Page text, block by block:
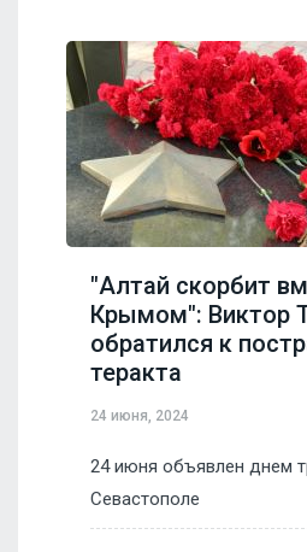
"Алтай скорбит
Крымом": Виктор
обратился к
теракта
24 июня, 2024
24 июня объявлен днем
Севастополе